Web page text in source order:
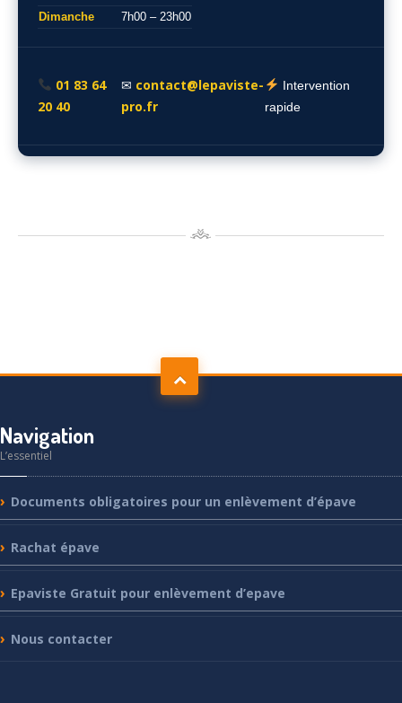
Dimanche
7h00 – 23h00
01 83 64
20 40
✉ contact@lepaviste-
pro.fr
Intervention
rapide
Navigation
L’essentiel
Documents obligatoires pour un enlèvement d’épave
Rachat épave
Epaviste Gratuit pour enlèvement d’epave
Nous contacter